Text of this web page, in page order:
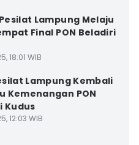
Lampung Melaju
Final PON Beladiri
18:01 WIB
Lampung Kembali
Kemenangan PON
Kudus
12:03 WIB